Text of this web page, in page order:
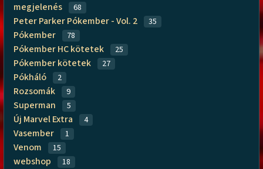
megjelenés 68
Peter Parker Pókember - Vol. 2 35
Pókember 78
Pókember HC kötetek 25
Pókember kötetek 27
Pókháló 2
Rozsomák 9
Superman 5
Új Marvel Extra 4
Vasember 1
Venom 15
webshop 18